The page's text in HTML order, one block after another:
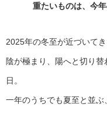
重たいものは、今
2025年の冬至が近づいてき
陰が極まり、陽へと切り
日。
一年のうちでも夏至と並ぶ